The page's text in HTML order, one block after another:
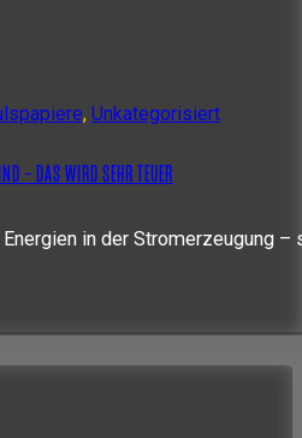
, Unkategorisiert
– DAS WIRD SEHR TEUER
Energien in der Stromerzeugung